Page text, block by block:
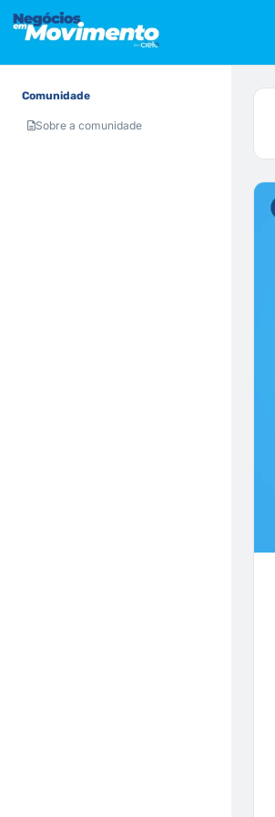
Comunidade
Sobre a comunidade